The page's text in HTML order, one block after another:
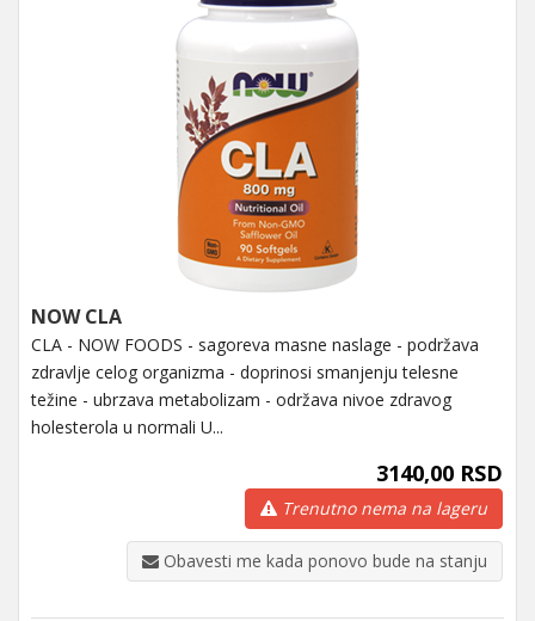
NOW CLA
CLA - NOW FOODS - sagoreva masne naslage - podržava
zdravlje celog organizma - doprinosi smanjenju telesne
težine - ubrzava metabolizam - održava nivoe zdravog
holesterola u normali U...
3140,00 RSD
Trenutno nema na lageru
Obavesti me kada ponovo bude na stanju